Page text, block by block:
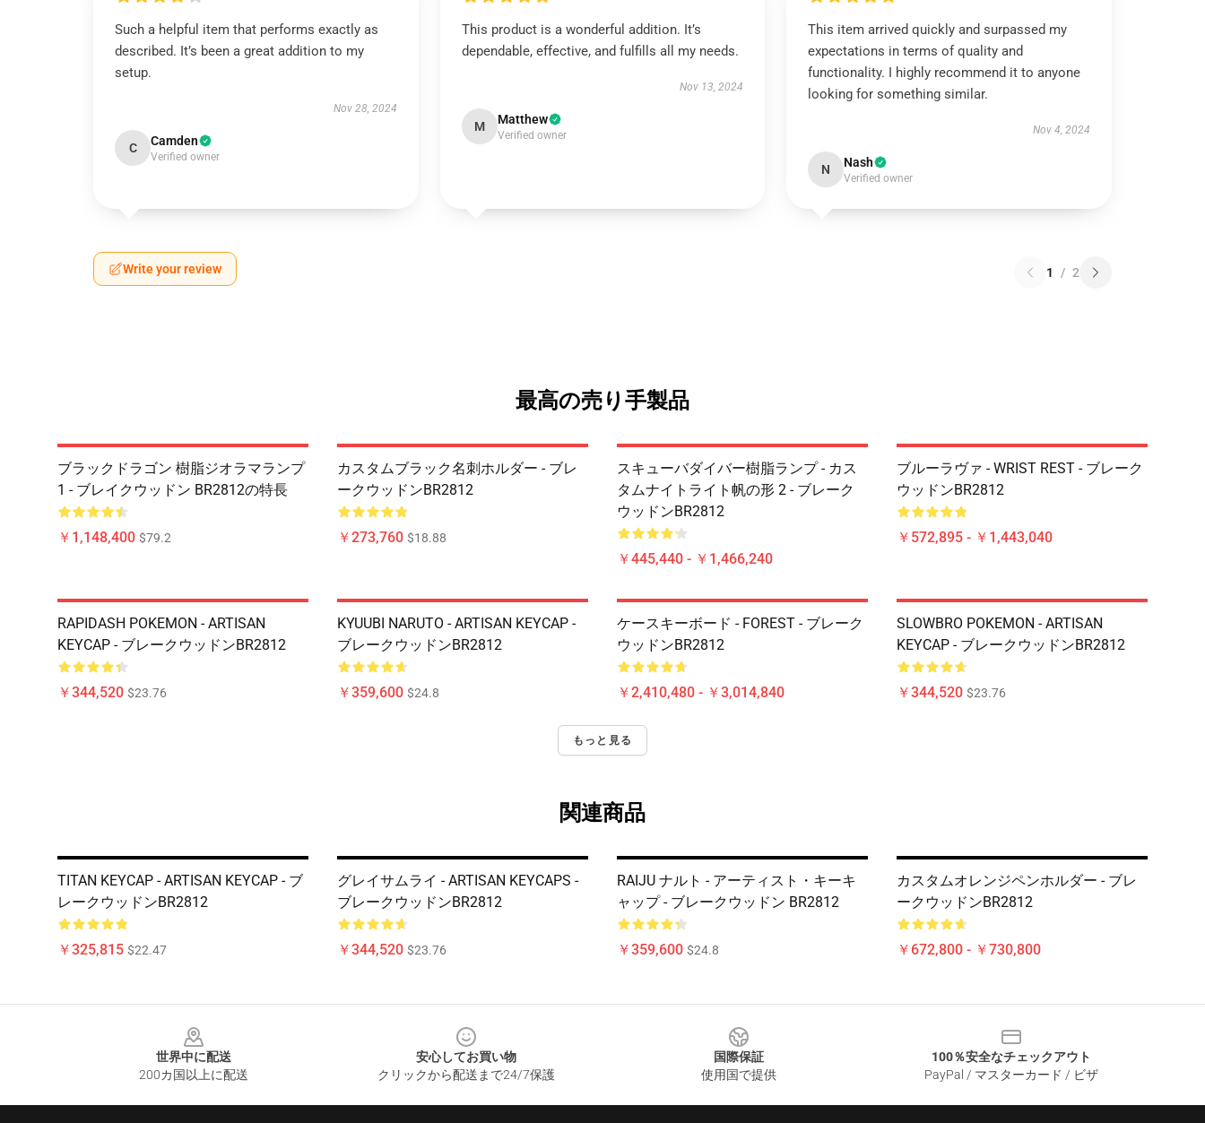
Such a helpful item that performs exactly as
described. It’s been a great addition to my
setup.
Nov 28, 2024
C Camden
Verified owner
This product is a wonderful addition. It’s
dependable, effective, and fulfills all my needs.
Nov 13, 2024
M Matthew
Verified owner
This item arrived quickly and surpassed my
expectations in terms of quality and
functionality. I highly recommend it to anyone
looking for something similar.
Nov 4, 2024
N Nash
Verified owner
Write your review 1 / 2
最高の売り手製品
ブラックドラゴン 樹脂ジオラマランプ
1 - ブレイクウッドン BR2812の特長
￥1,148,400 $79.2
カスタムブラック名刺ホルダー - ブレ
ークウッドンBR2812
￥273,760 $18.88
スキューバダイバー樹脂ランプ - カス
タムナイトライト帆の形 2 - ブレーク
ウッドンBR2812
￥445,440 - ￥1,466,240
ブルーラヴァ - WRIST REST - ブレーク
ウッドンBR2812
￥572,895 - ￥1,443,040
RAPIDASH POKEMON - ARTISAN
KEYCAP - ブレークウッドンBR2812
￥344,520 $23.76
KYUUBI NARUTO - ARTISAN KEYCAP -
ブレークウッドンBR2812
￥359,600 $24.8
ケースキーボード - FOREST - ブレーク
ウッドンBR2812
￥2,410,480 - ￥3,014,840
SLOWBRO POKEMON - ARTISAN
KEYCAP - ブレークウッドンBR2812
￥344,520 $23.76
もっと見る
関連商品
TITAN KEYCAP - ARTISAN KEYCAP - ブ
レークウッドンBR2812
￥325,815 $22.47
グレイサムライ - ARTISAN KEYCAPS -
ブレークウッドンBR2812
￥344,520 $23.76
RAIJU ナルト - アーティスト・キーキ
ャップ - ブレークウッドン BR2812
￥359,600 $24.8
カスタムオレンジペンホルダー - ブレ
ークウッドンBR2812
￥672,800 - ￥730,800
世界中に配送
200カ国以上に配送
安心してお買い物
クリックから配送まで24/7保護
国際保証
使用国で提供
100％安全なチェックアウト
PayPal / マスターカード / ビザ